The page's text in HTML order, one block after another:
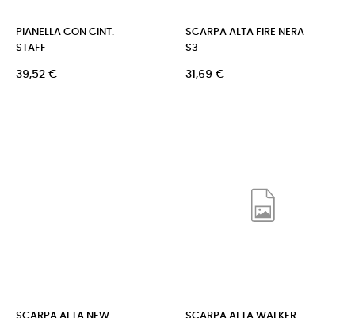
PIANELLA CON CINT.
STAFF
Prezzo
39,52 €
SCARPA ALTA FIRE NERA
S3
Prezzo
31,69 €
SCARPA ALTA NEW
SCARPA ALTA WALKER